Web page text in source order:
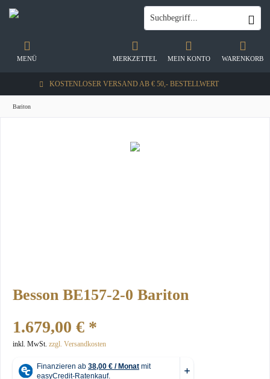
KOSTENLOSER VERSAND AB € 50,- BESTELLWERT
WARENKORB
MERKZETTEL MEIN KONTO
MENÜ
Bariton
Besson BE157-2-0 Bariton
1.679,00 € *
inkl. MwSt. zzgl. Versandkosten